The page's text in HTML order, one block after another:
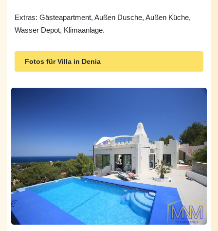
Extras: Gästeapartment, Außen Dusche, Außen Küche,
Wasser Depot, Klimaanlage.
Fotos für Villa in Denia